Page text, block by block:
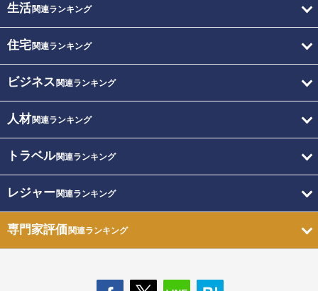
生活関連ランキング
住宅関連ランキング
ビジネス 関連ランキング
人材関連ランキング
トラベル関連ランキング
レジャー関連ランキング
専門家評価関連ランキング